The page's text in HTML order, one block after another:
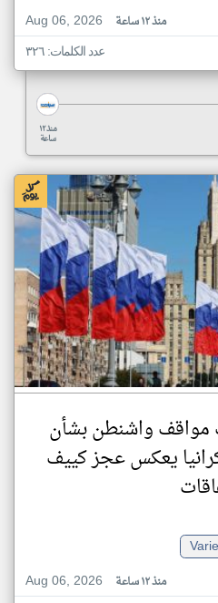
Aug 06, 2026
منذ ١٢ ساعة
عدد الكلمات: ٣٢٦
منذ ١٢
ساعة
واشنطن بشأن
يعكس عجز كييف
Aug 06, 2026
منذ ١٢ ساعة